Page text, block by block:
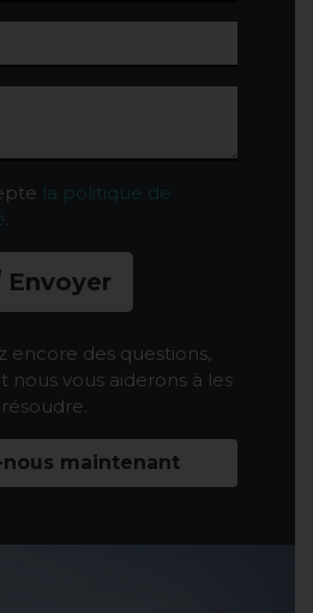
la politique de
.
Envoyer
encore des questions,
nous vous aiderons à les
résoudre.
maintenant